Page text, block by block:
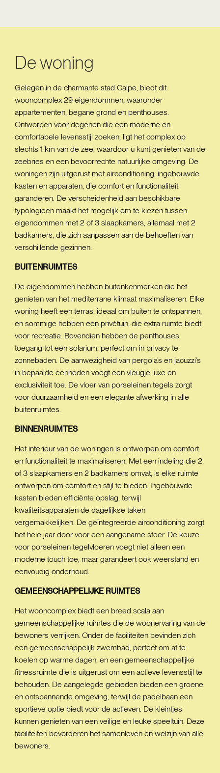
De woning
Gelegen in de charmante stad Calpe, biedt dit
wooncomplex 29 eigendommen, waaronder
appartementen, begane grond en penthouses.
Ontworpen voor degenen die een moderne en
comfortabele levensstijl zoeken, ligt het complex op
slechts 1 km van de zee, waardoor u kunt genieten van de
zeebries en een bevoorrechte natuurlijke omgeving. De
woningen zijn uitgerust met airconditioning, ingebouwde
kasten en apparaten, die comfort en functionaliteit
garanderen. De verscheidenheid aan beschikbare
typologieën maakt het mogelijk om te kiezen tussen
eigendommen met 2 of 3 slaapkamers, allemaal met 2
badkamers, die zich aanpassen aan de behoeften van
verschillende gezinnen.
BUITENRUIMTES
De eigendommen hebben buitenkenmerken die het
genieten van het mediterrane klimaat maximaliseren. Elke
woning heeft een terras, ideaal om buiten te ontspannen,
en sommige hebben een privétuin, die extra ruimte biedt
voor recreatie. Bovendien hebben de penthouses
toegang tot een solarium, perfect om in privacy te
zonnebaden. De aanwezigheid van pergola’s en jacuzzi’s
in bepaalde eenheden voegt een vleugje luxe en
exclusiviteit toe. De vloer van porseleinen tegels zorgt
voor duurzaamheid en een elegante afwerking in alle
buitenruimtes.
BINNENRUIMTES
Het interieur van de woningen is ontworpen om comfort
en functionaliteit te maximaliseren. Met een indeling die 2
of 3 slaapkamers en 2 badkamers omvat, is elke ruimte
ontworpen om comfort en stijl te bieden. Ingebouwde
kasten bieden efficiënte opslag, terwijl
kwaliteitsapparaten de dagelijkse taken
vergemakkelijken. De geïntegreerde airconditioning zorgt
het hele jaar door voor een aangename sfeer. De keuze
voor porseleinen tegelvloeren voegt niet alleen een
moderne touch toe, maar garandeert ook weerstand en
eenvoudig onderhoud.
GEMEENSCHAPPELIJKE RUIMTES
Het wooncomplex biedt een breed scala aan
gemeenschappelijke ruimtes die de woonervaring van de
bewoners verrijken. Onder de faciliteiten bevinden zich
een gemeenschappelijk zwembad, perfect om af te
koelen op warme dagen, en een gemeenschappelijke
fitnessruimte die is uitgerust om een actieve levensstijl te
behouden. De aangelegde gebieden bieden een groene
en ontspannende omgeving, terwijl de padelbaan een
sportieve optie biedt voor de actieven. De kleintjes
kunnen genieten van een veilige en leuke speeltuin. Deze
faciliteiten bevorderen het samenleven en welzijn van alle
bewoners.